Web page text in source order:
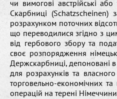
чи вимогові австрійські
Скарбниці (Schatzscheinen)
розрахунком поточних
що переводилися згідно з
від гербового збору та
своє розпорядження
Держскарбниці, депоновані в
для розрахунків та
торговельно-економічних та
операцій на терені